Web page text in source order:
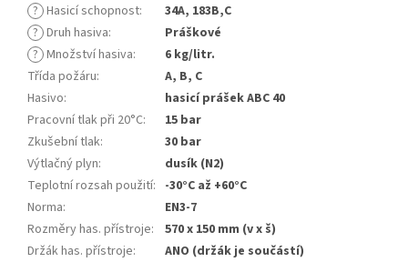
? Hasicí schopnost:
34A, 183B,C
? Druh hasiva:
Práškové
? Množství hasiva:
6 kg/litr.
Třída požáru:
A, B, C
Hasivo:
hasicí prášek ABC 40
Pracovní tlak při 20°C:
15 bar
Zkušební tlak:
30 bar
Výtlačný plyn:
dusík (N2)
Teplotní rozsah použití: -30°C až +60°C
Norma:
EN3-7
Rozměry has. přístroje:
570 x 150 mm (v x š)
Držák has. přístroje:
ANO (držák je součástí)